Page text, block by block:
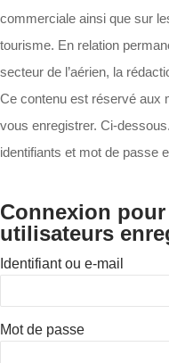
commerciale ainsi que sur
tourisme. En relation
secteur de l’aérien, la
Ce contenu est réservé aux
vous enregistrer. Ci-
identifiants et mot de passe
Connexion
utilisateurs
Identifiant ou e-mail
Mot de passe